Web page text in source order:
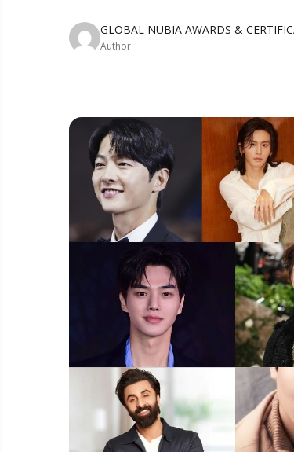
GLOBAL NUBIA AWARDS &
Author